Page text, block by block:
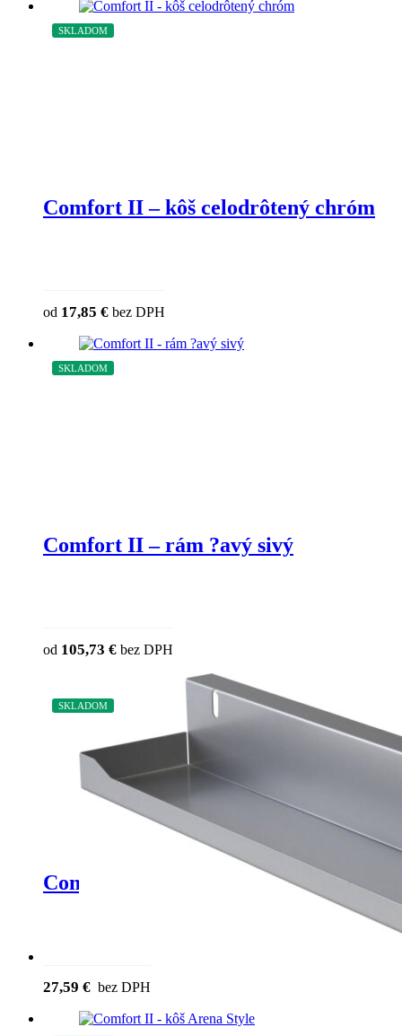
SKLADOM
Comfort II – kôš celodrôtený chróm
od 17,85 € bez DPH
SKLADOM
Comfort II – rám ?avý sivý
od 105,73 € bez DPH
SKLADOM
Comfort II – poli?ka na koreniny sivá
27,59 € bez DPH